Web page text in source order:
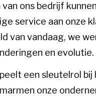
ons bedrijf
service aan onze
van vandaag, we
en evolutie.
een sleutelrol
onze